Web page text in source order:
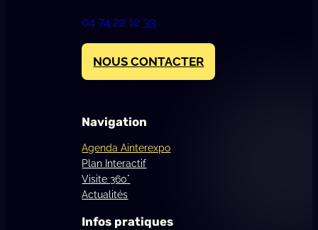
04 74 22 12 33
NOUS CONTACTER
Navigation
Agenda Ainterexpo
Plan Interactif
Visite 360°
Actualités
Infos pratiques